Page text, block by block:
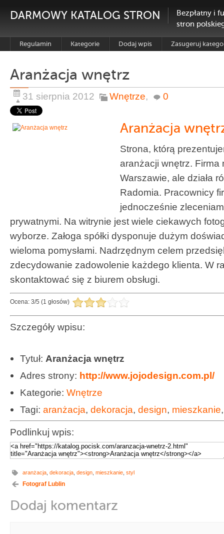
DARMOWY KATALOG STRON
Bezpłatny i
stron
Regulamin Kategorie Dodaj wpis Zasugeruj
Aranżacja wnętrz
31 sierpnia 2012 Wnętrze, 0
Aranżacja
Strona, którą
aranżacji wnętrz. Firma
Warszawie, ale działa
Radomia. Pracownicy
jednocześnie
prywatnymi. Na witrynie jest wiele ciekawych
wyborze. Załoga spółki dysponuje dużym
wieloma pomysłami. Nadrzędnym celem
zdecydowanie zadowolenie każdego klienta. W
skontaktować się z biurem obsługi.
Ocena: 3/5 (1 głosów)
Szczegóły wpisu:
Tytuł: Aranżacja wnętrz
Adres strony: http://www.jojodesign.com.pl/
Kategorie: Wnętrze
Tagi: aranżacja, dekoracja, design, mieszkanie
Podlinkuj wpis:
aranżacja dekoracja design mieszkanie styl
Fotograf Lublin
Dodaj komentarz